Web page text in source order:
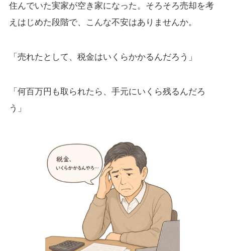
住んでいた実家が空き家になった。そろそろ売却を考
えはじめた段階で、こんな不安はありませんか。
「売れたとして、税金はいくらかかるんだろう」
「何百万円も取られたら、手元にいくら残るんだろ
う」